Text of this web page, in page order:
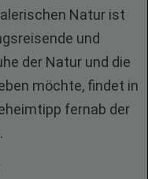
Natur ist
und
der Natur und die
möchte, findet in
fernab der